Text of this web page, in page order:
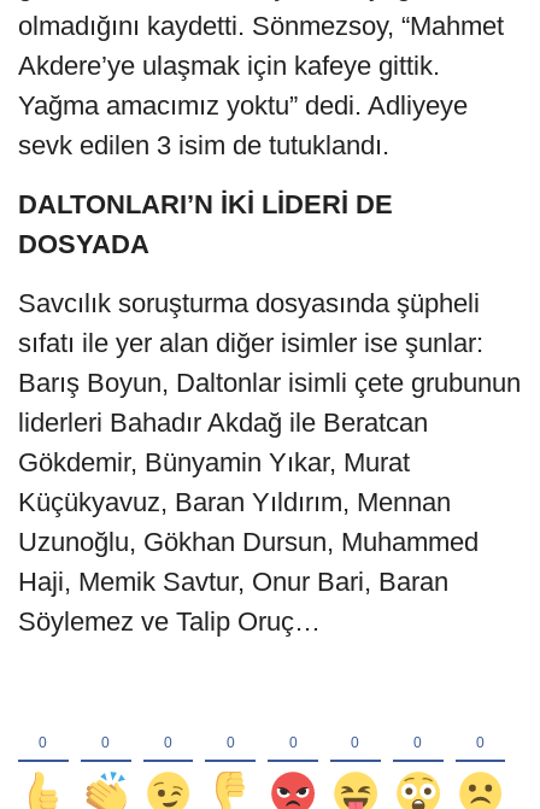
olmadığını kaydetti. Sönmezsoy, “Mahmet
Akdere’ye ulaşmak için kafeye gittik.
Yağma amacımız yoktu” dedi. Adliyeye
sevk edilen 3 isim de tutuklandı.
DALTONLARI’N İKİ LİDERİ DE
DOSYADA
Savcılık soruşturma dosyasında şüpheli
sıfatı ile yer alan diğer isimler ise şunlar:
Barış Boyun, Daltonlar isimli çete grubunun
liderleri Bahadır Akdağ ile Beratcan
Gökdemir, Bünyamin Yıkar, Murat
Küçükyavuz, Baran Yıldırım, Mennan
Uzunoğlu, Gökhan Dursun, Muhammed
Haji, Memik Savtur, Onur Bari, Baran
Söylemez ve Talip Oruç…